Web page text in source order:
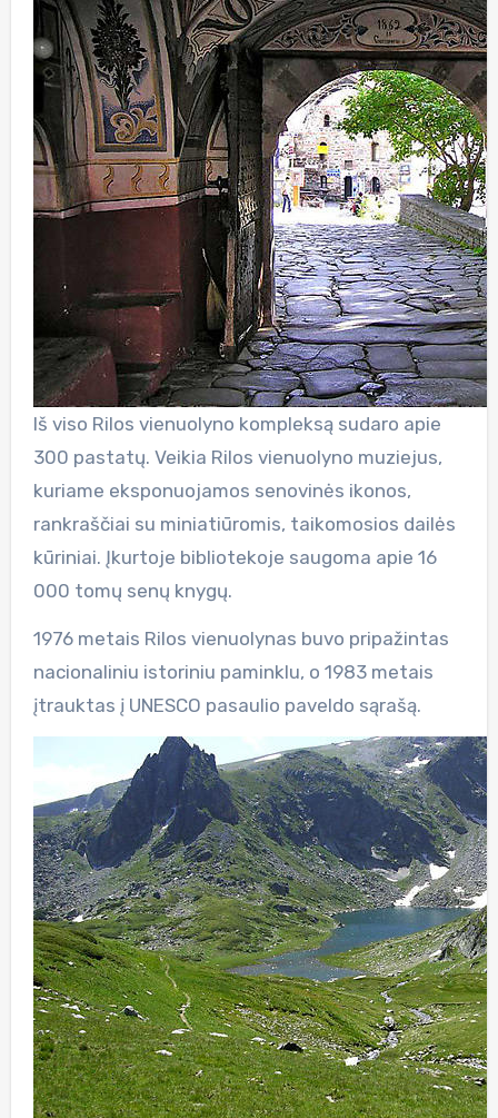
Iš viso Rilos vienuolyno kompleksą sudaro apie
300 pastatų. Veikia Rilos vienuolyno muziejus,
kuriame eksponuojamos senovinės ikonos,
rankraščiai su miniatiūromis, taikomosios dailės
kūriniai. Įkurtoje bibliotekoje saugoma apie 16
000 tomų senų knygų.
1976 metais Rilos vienuolynas buvo pripažintas
nacionaliniu istoriniu paminklu, o 1983 metais
įtrauktas į UNESCO pasaulio paveldo sąrašą.